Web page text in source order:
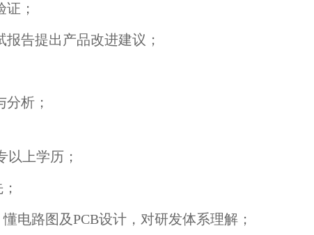
；
告提出产品改进建议；
析；
以上学历；
电路图及PCB设计，对研发体系理解；